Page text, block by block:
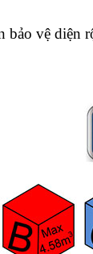
vệ diện